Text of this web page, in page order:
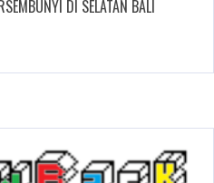
DI SELATAN BALI